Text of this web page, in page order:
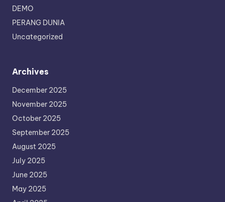
DEMO
PERANG DUNIA
Uncategorized
Archives
December 2025
November 2025
October 2025
September 2025
August 2025
July 2025
June 2025
May 2025